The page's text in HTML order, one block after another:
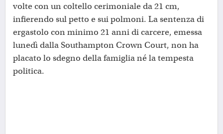
volte con un coltello cerimoniale da 21 cm,
infierendo sul petto e sui polmoni. La sentenza di
ergastolo con minimo 21 anni di carcere, emessa
lunedì dalla Southampton Crown Court, non ha
placato lo sdegno della famiglia né la tempesta
politica.